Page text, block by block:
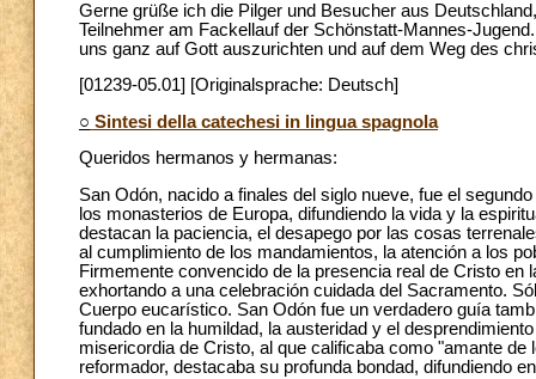
Gerne grüße ich die Pilger und Besucher aus
Teilnehmer am Fackellauf der Schönstatt-Mannes-
uns ganz auf Gott auszurichten und auf dem Weg des
[01239-05.01] [Originalsprache: Deutsch]
○ Sintesi della catechesi in lingua spagnola
Queridos hermanos y hermanas:
San Odón, nacido a finales del siglo nueve, fue el
los monasterios de Europa, difundiendo la vida y la
destacan la paciencia, el desapego por las cosas
al cumplimiento de los mandamientos, la atención a los
Firmemente convencido de la presencia real de Cristo
exhortando a una celebración cuidada del Sacramento.
Cuerpo eucarístico. San Odón fue un verdadero guía
fundado en la humildad, la austeridad y el
misericordia de Cristo, al que calificaba como "amante
reformador, destacaba su profunda bondad, difundiendo